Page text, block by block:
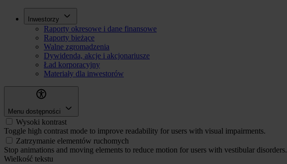
Inwestorzy
Raporty okresowe i dane finansowe
Raporty bieżące
Walne zgromadzenia
Dywidenda, akcje i akcjonariusze
Ład korporacyjny
Materiały dla inwestorów
Menu dostępności
Wysoki kontrast
Toggle high contrast mode to improve readability for users with visual impairments.
Zatrzymanie elementów ruchomych
Stop animations and moving elements to reduce motion for users with vestibular disorders.
Wielkość tekstu